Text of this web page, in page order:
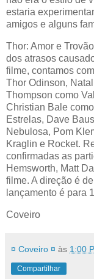
estaria
amigos e alguns
Thor: Amor e
dos atrasos
filme, contamos
Thor Odinson,
Thompson como
Christian Bale
Estrelas, Dave
Nebulosa, Pom
Kraglin e Rocket.
confirmadas as
Hemsworth, Matt
filme. A direção é
lançamento é para
Coveiro
¤ Coveiro ¤ às 1:00
Compartilhar